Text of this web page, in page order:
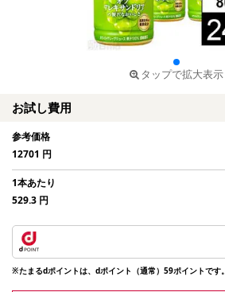
タップで拡大表示
お試し費用
参考価格
12701 円
1本あたり
529.3 円
※たまるdポイントは、dポイント（通常）59ポイントです。